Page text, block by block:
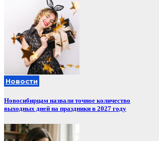
Новости
Новосибирцам назвали точное количество
выходных дней на праздники в 2027 году